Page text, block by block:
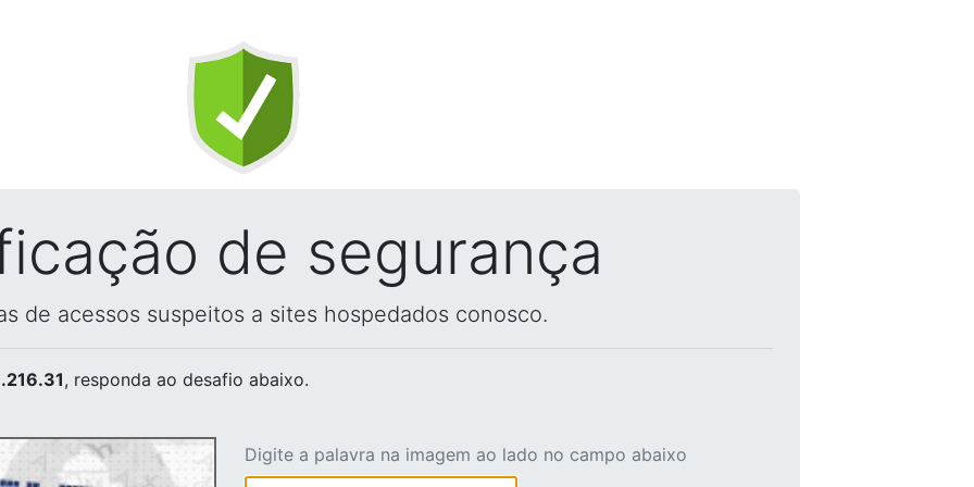
de segurança
de acessos suspeitos a sites hospedados conosco.
, responda ao desafio abaixo.
Digite a palavra na imagem ao lado no campo abaixo